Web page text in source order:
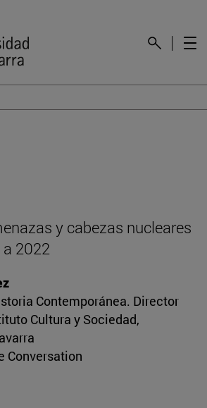
y cabezas nucleares
a 2022
Contemporánea. Director
Cultura y Sociedad,
Conversation